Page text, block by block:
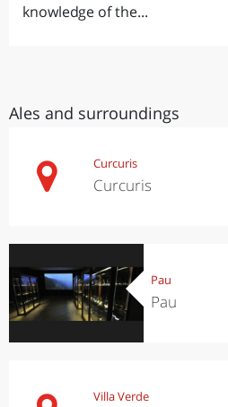
knowledge of the...
Ales and surroundings
Curcuris
Curcuris
Pau
Pau
Villa Verde